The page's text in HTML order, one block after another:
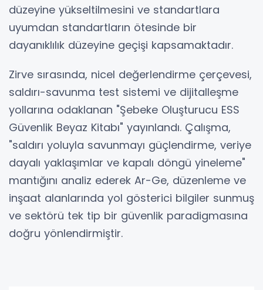
düzeyine yükseltilmesini ve standartlara
uyumdan standartların ötesinde bir
dayanıklılık düzeyine geçişi kapsamaktadır.
Zirve sırasında, nicel değerlendirme çerçevesi,
saldırı-savunma test sistemi ve dijitalleşme
yollarına odaklanan "Şebeke Oluşturucu ESS
Güvenlik Beyaz Kitabı" yayınlandı. Çalışma,
"saldırı yoluyla savunmayı güçlendirme, veriye
dayalı yaklaşımlar ve kapalı döngü yineleme"
mantığını analiz ederek Ar-Ge, düzenleme ve
inşaat alanlarında yol gösterici bilgiler sunmuş
ve sektörü tek tip bir güvenlik paradigmasına
doğru yönlendirmiştir.